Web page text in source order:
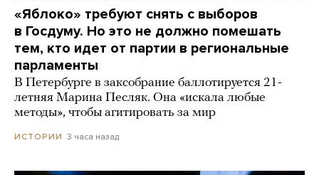
«Яблоко» требуют снять с выборов
в Госдуму. Но это не должно помешать
тем, кто идет от партии в региональные
парламенты
В Петербурге в заксобрание баллотируется 21-
летняя Марина Песляк. Она «искала любые
методы», чтобы агитировать за мир
ИСТОРИИ 3 часа назад